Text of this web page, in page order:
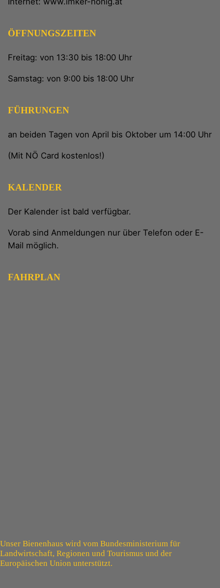
ÖFFNUNGSZEITEN
Freitag: von 13:30 bis 18:00 Uhr
Samstag: von 9:00 bis 18:00 Uhr
FÜHRUNGEN
an beiden Tagen von April bis Oktober um 14:00 Uhr
(Mit NÖ Card kostenlos!)
KALENDER
Der Kalender ist bald verfügbar.
Vorab sind Anmeldungen nur über Telefon oder E-
Mail möglich.
FAHRPLAN
Unser Bienenhaus wird vom Bundesministerium für
Landwirtschaft, Regionen und Tourismus und der
Europäischen Union unterstützt.